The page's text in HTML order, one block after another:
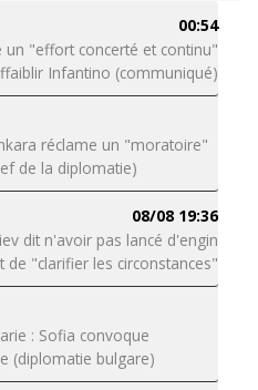
00:54
un "effort concerté et continu"
Infantino (communiqué)
réclame un "moratoire"
de la diplomatie)
08/08 19:36
dit n'avoir pas lancé d'engin
"clarifier les circonstances"
: Sofia convoque
(diplomatie bulgare)